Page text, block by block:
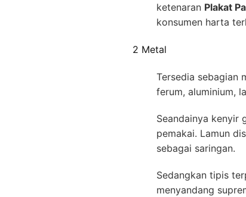
ketenaran Plakat
konsumen harta
2 Metal
Tersedia sebagian
ferum, aluminium,
Seandainya kenyir
pemakai. Lamun
sebagai saringan.
Sedangkan tipis
menyandang